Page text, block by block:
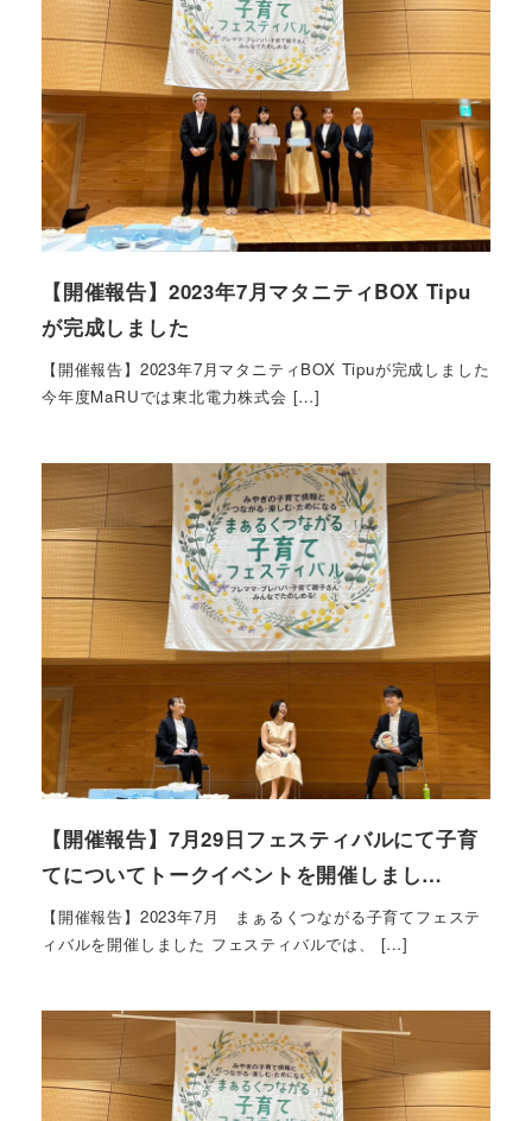
【開催報告】2023年7月マタニティBOX Tipu
が完成しました
【開催報告】2023年7月マタニティBOX Tipuが完成しました
今年度MaRUでは東北電力株式会 […]
【開催報告】7月29日フェスティバルにて子育
てについてトークイベントを開催しまし…
【開催報告】2023年7月 まぁるくつながる子育てフェステ
ィバルを開催しました フェスティバルでは、 […]